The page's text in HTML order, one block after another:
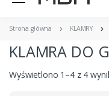
Strona główna KLAMRY
KLAMRA DO
Wyświetlono 1–4 z 4